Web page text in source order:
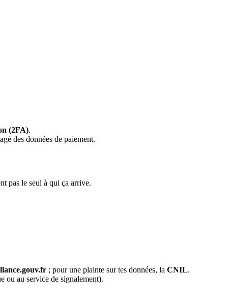
(2FA).
des données de paiement.
pas le seul à qui ça arrive.
; pour une plainte sur tes données, la CNIL.
ou au service de signalement).